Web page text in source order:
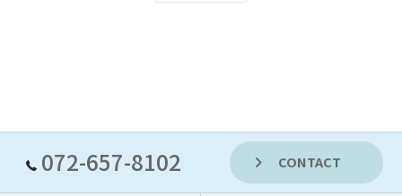
072-657-8102 CONTACT